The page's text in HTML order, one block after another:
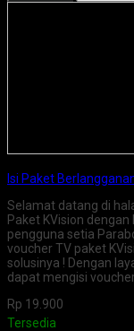
Isi Paket
Selamat datang di
Paket KVision
pengguna setia
voucher TV paket
solusinya ! Dengan
dapat mengisi
Rp 19.900
Tersedia